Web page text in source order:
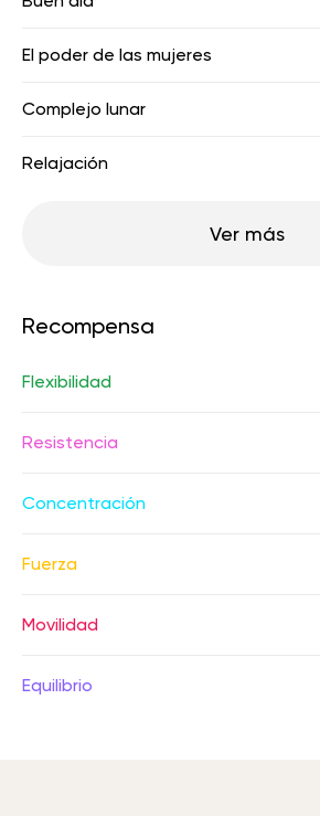
El poder de las mujeres
Complejo lunar
Relajación
Ver más
Recompensa
Flexibilidad
Resistencia
Concentración
Fuerza
Movilidad
Equilibrio